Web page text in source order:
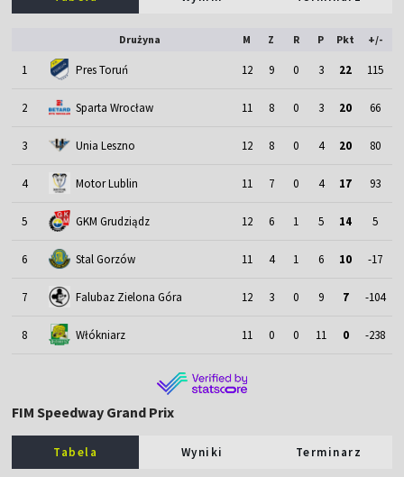
Drużyna M Z R P Pkt +/-
1 Pres Toruń 12 9 0 3 22 115
2 Sparta Wrocław 11 8 0 3 20 66
3 Unia Leszno 12 8 0 4 20 80
4 Motor Lublin 11 7 0 4 17 93
5 GKM Grudziądz 12 6 1 5 14 5
6 Stal Gorzów 11 4 1 6 10 -17
7 Falubaz Zielona Góra 12 3 0 9 7 -104
8 Włókniarz 11 0 0 11 0 -238
FIM Speedway Grand Prix
Tabela Wyniki Terminarz